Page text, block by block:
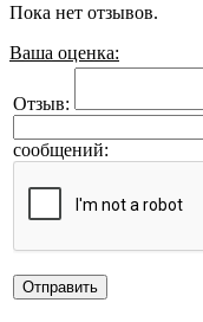
Пока нет отзывов.
Ваша оценка:
Отзыв:
сообщений: